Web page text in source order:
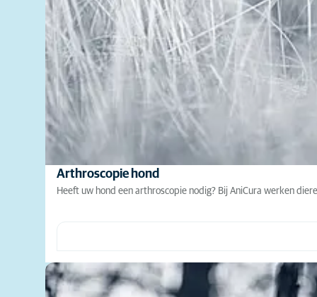
Arthroscopie hond
Heeft uw hond een arthroscopie nodig? Bij AniCura werken